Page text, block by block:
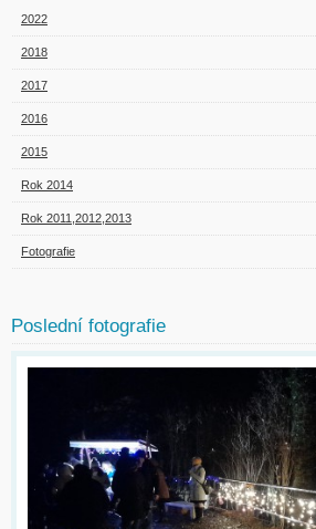
2022
2018
2017
2016
2015
Rok 2014
Rok 2011,2012,2013
Fotografie
Poslední fotografie